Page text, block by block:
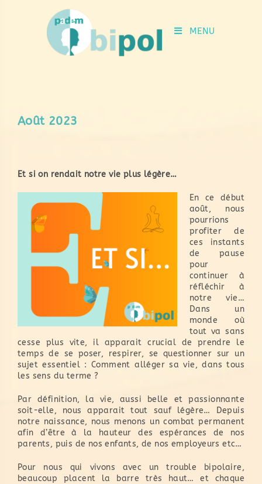
MENU
Août 2023
Et si on rendait notre vie plus légère…
En ce début
août, nous
pourrions
profiter de
ces instants
de pause
pour
continuer à
réfléchir à
notre vie…
Dans un
monde où
tout va sans
cesse plus vite, il apparait crucial de prendre le
temps de se poser, respirer, se questionner sur un
sujet essentiel : Comment alléger sa vie, dans tous
les sens du terme ?
Par définition, la vie, aussi belle et passionnante
soit-elle, nous apparait tout sauf légère… Depuis
notre naissance, nous menons un combat permanent
afin d’être à la hauteur des espérances de nos
parents, puis de nos enfants, de nos employeurs etc…
Pour nous qui vivons avec un trouble bipolaire,
beaucoup placent la barre très haut… et chaque